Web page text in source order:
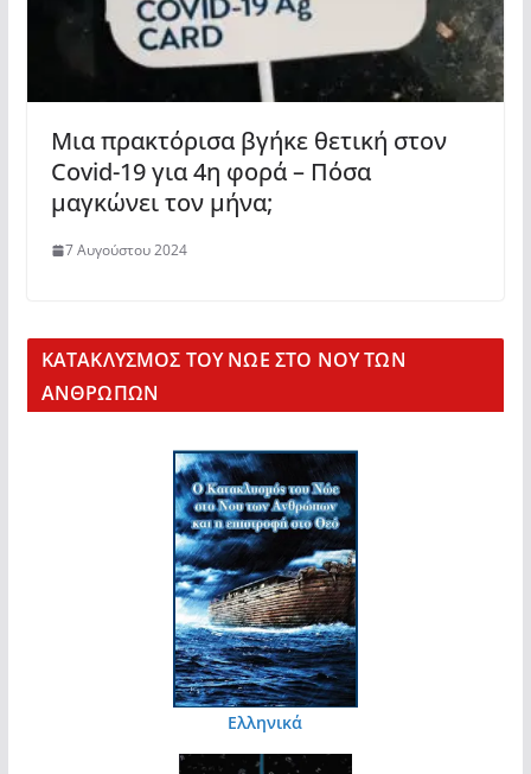
Μια πρακτόρισα βγήκε θετική στον
Covid-19 για 4η φορά – Πόσα
μαγκώνει τον μήνα;
7 Αυγούστου 2024
KΑΤΑΚΛΥΣΜΟΣ ΤΟΥ ΝΩΕ ΣΤΟ ΝΟΥ ΤΩΝ
ΑΝΘΡΩΠΩΝ
Ελληνικά